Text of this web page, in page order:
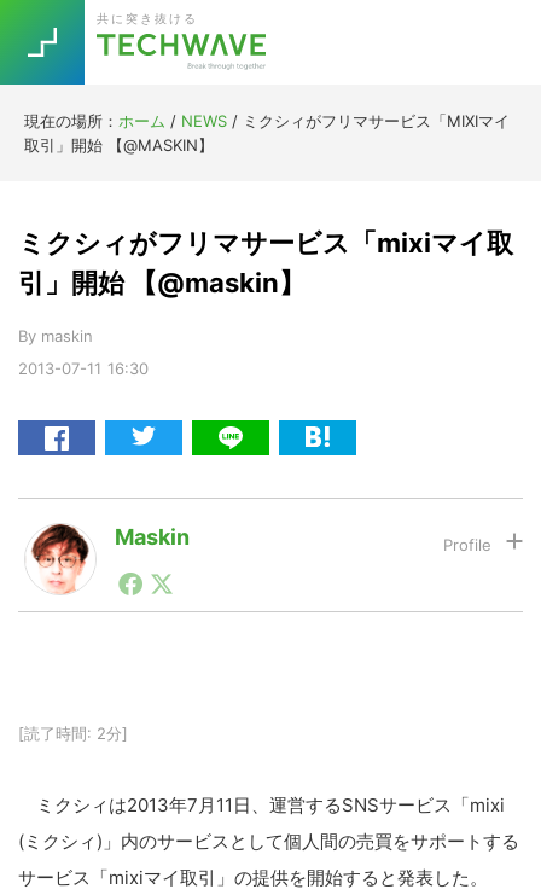
primary
navigation
main
content
primary
sidebar
footer
共に突き抜ける
現在の場所： ホーム / NEWS / ミクシィがフリマサービス「MIXIマイ
取引」開始 【@MASKIN】
2013-07-11 16:30
ミクシィがフリマサービス「mixiマイ取
引」開始 【@maskin】
By maskin
Maskin
1990年代初頭から記者としてまた起業家としてITスタ
ートアップ業界のハードウェアからソフトウェアの事業
スクとして数億PV事業に。世界最大IT系メディア（ス
注力中。
[読了時間: 2分]
ミクシィは2013年7月11日、運営するSNSサービス「mixi
(ミクシィ)」内のサービスとして個人間の売買をサポートする
サービス「mixiマイ取引」の提供を開始すると発表した。
TOPICS
RE:LIFE
Re:Work
AI
[Startup]
[Voice Edition]
[YouTube]
Block Data Bank
Trend 今話題の注目キーワード
5G Asana テレワーク